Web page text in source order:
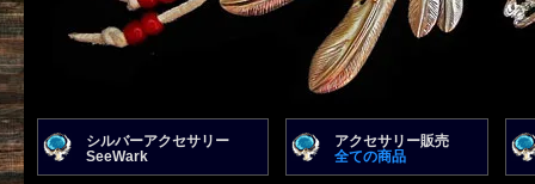
シルバーアクセサリー
SeeWark
アクセサリー販売
全ての商品